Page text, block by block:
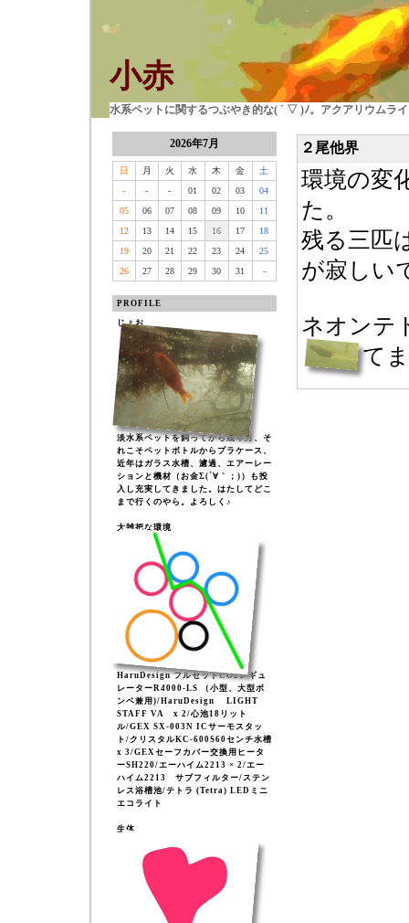
小赤
水系ペットに関するつぶやき的な( ´ ▽ )ﾉ。アクアリウムラ
2026年7月
日 月 火 水 木 金
土
-
- - 01 02 03
04
05
06 07 08 09 10
11
12
13 14 15 16 17
18
19
20 21 22 23 24
25
26
27 28 29 30 31 -
PROFILE
じょお
淡水系ペットを飼ってから幾年月、そ
れこそペットボトルからプラケース、
近年はガラス水槽、濾過、エアーレー
ションと機材（お金Σ(´∀｀；)）も投
入し充実してきました。はたしてどこ
まで行くのやら。よろしく♪
大雑把な環境
HaruDesign フルセットCO2レギュ
レーターR4000-LS （小型、大型ボ
ンベ兼用)/HaruDesign LIGHT
STAFF VA x 2/心池18リット
ル/GEX SX-003N ICサーモスタッ
ト/クリスタルKC-600S60センチ水槽
x 3/GEXセーフカバー交換用ヒータ
ーSH220/エーハイム2213 × 2/エー
ハイム2213 サブフィルター/ステン
レス浴槽池/テトラ (Tetra) LEDミニ
エコライト
生体
２尾他界
環境の変
た。
残る三匹
が寂しい
ネオンテ
て